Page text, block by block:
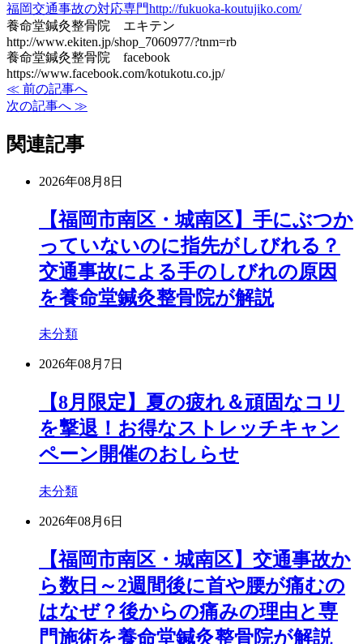
福岡交通事故の対応専門http://fukuoka-koutujiko.com/
養命堂鍼灸整骨院 エキテン
http://www.ekiten.jp/shop_7060977/?tnm=rb
養命堂鍼灸整骨院 facebook
https://www.facebook.com/kotukotu.co.jp/
≪ 前の記事へ
次の記事へ ≫
関連記事
2026年08月8日
【福岡市南区・城南区】手にぶつか
っていないのに指先がしびれる？
交通事故による手のしびれの原因
を養命堂鍼灸整骨院が解説
未分類
2026年08月7日
【8月限定】夏の疲れ＆頑固なコリ
を撃退！お得なストレッチキャン
ペーン開催のおしらせ
未分類
2026年08月6日
【福岡市南区・城南区】交通事故か
ら数日～2週間後に首や腰が痛むの
はなぜ？後からの痛みの理由と専
門施術を養命堂鍼灸整骨院が解説